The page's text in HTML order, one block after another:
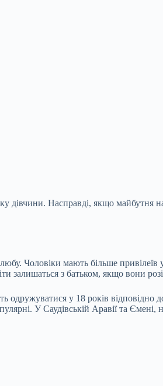
дівчини. Насправді, якщо майбутня
Чоловіки мають більше привілеїв у
залишаться з батьком, якщо вони
у 18 років відповідно
У Саудівській Аравії та Ємені,